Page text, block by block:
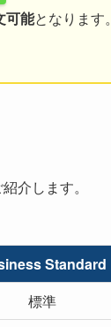
可能となります
介します。
Standard
標準